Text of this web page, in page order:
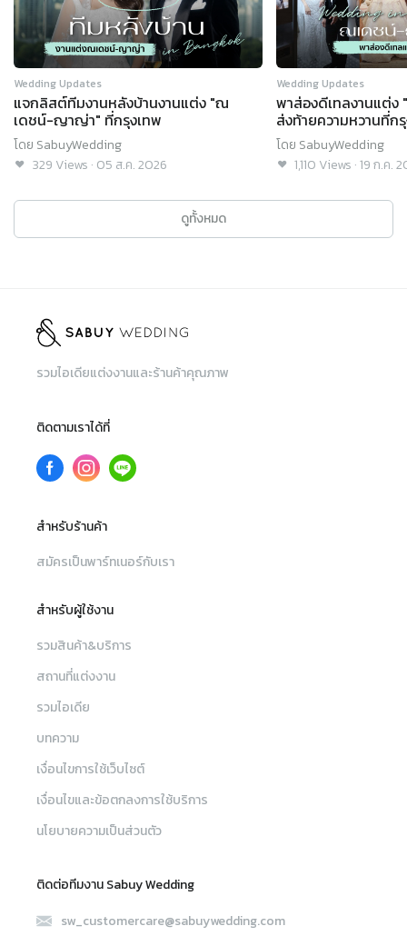
Wedding Updates
แจกลิสต์ทีมงานหลังบ้านงานแต่ง "ณ
เดชน์-ญาญ่า" ที่กรุงเทพ
โดย SabuyWedding
329 Views · 05 ส.ค. 2026
Wedding Updates
พาส่องดีเทลงานแต่
ส่งท้ายความหวานที่ก
โดย SabuyWedding
1,110 Views ·19 ก.ค.
ดูทั้งหมด
รวมไอเดียแต่งงานและร้านค้าคุณภาพ
ติดตามเราได้ที่
สำหรับร้านค้า
สมัครเป็นพาร์ทเนอร์กับเรา
สำหรับผู้ใช้งาน
รวมสินค้า&บริการ
สถานที่แต่งงาน
รวมไอเดีย
บทความ
เงื่อนไขการใช้เว็บไซต์
เงื่อนไขและข้อตกลงการใช้บริการ
นโยบายความเป็นส่วนตัว
ติดต่อทีมงาน Sabuy Wedding
sw_customercare@sabuywedding.com